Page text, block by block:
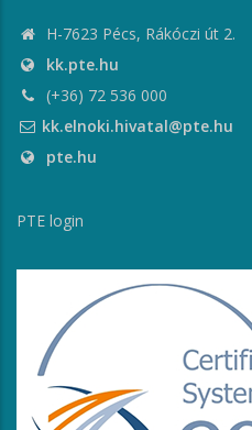
H-7623 Pécs, Rákóczi út 2.
kk.pte.hu
(+36) 72 536 000
kk.elnoki.hivatal@pte.hu
pte.hu
PTE login